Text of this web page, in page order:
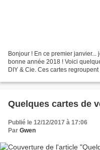
Bonjour ! En ce premier
bonne année 2018 ! Voici
DIY & Cie. Ces cartes
Quelques cartes de
Publié le 12/12/2017 à 17:06
Par Gwen